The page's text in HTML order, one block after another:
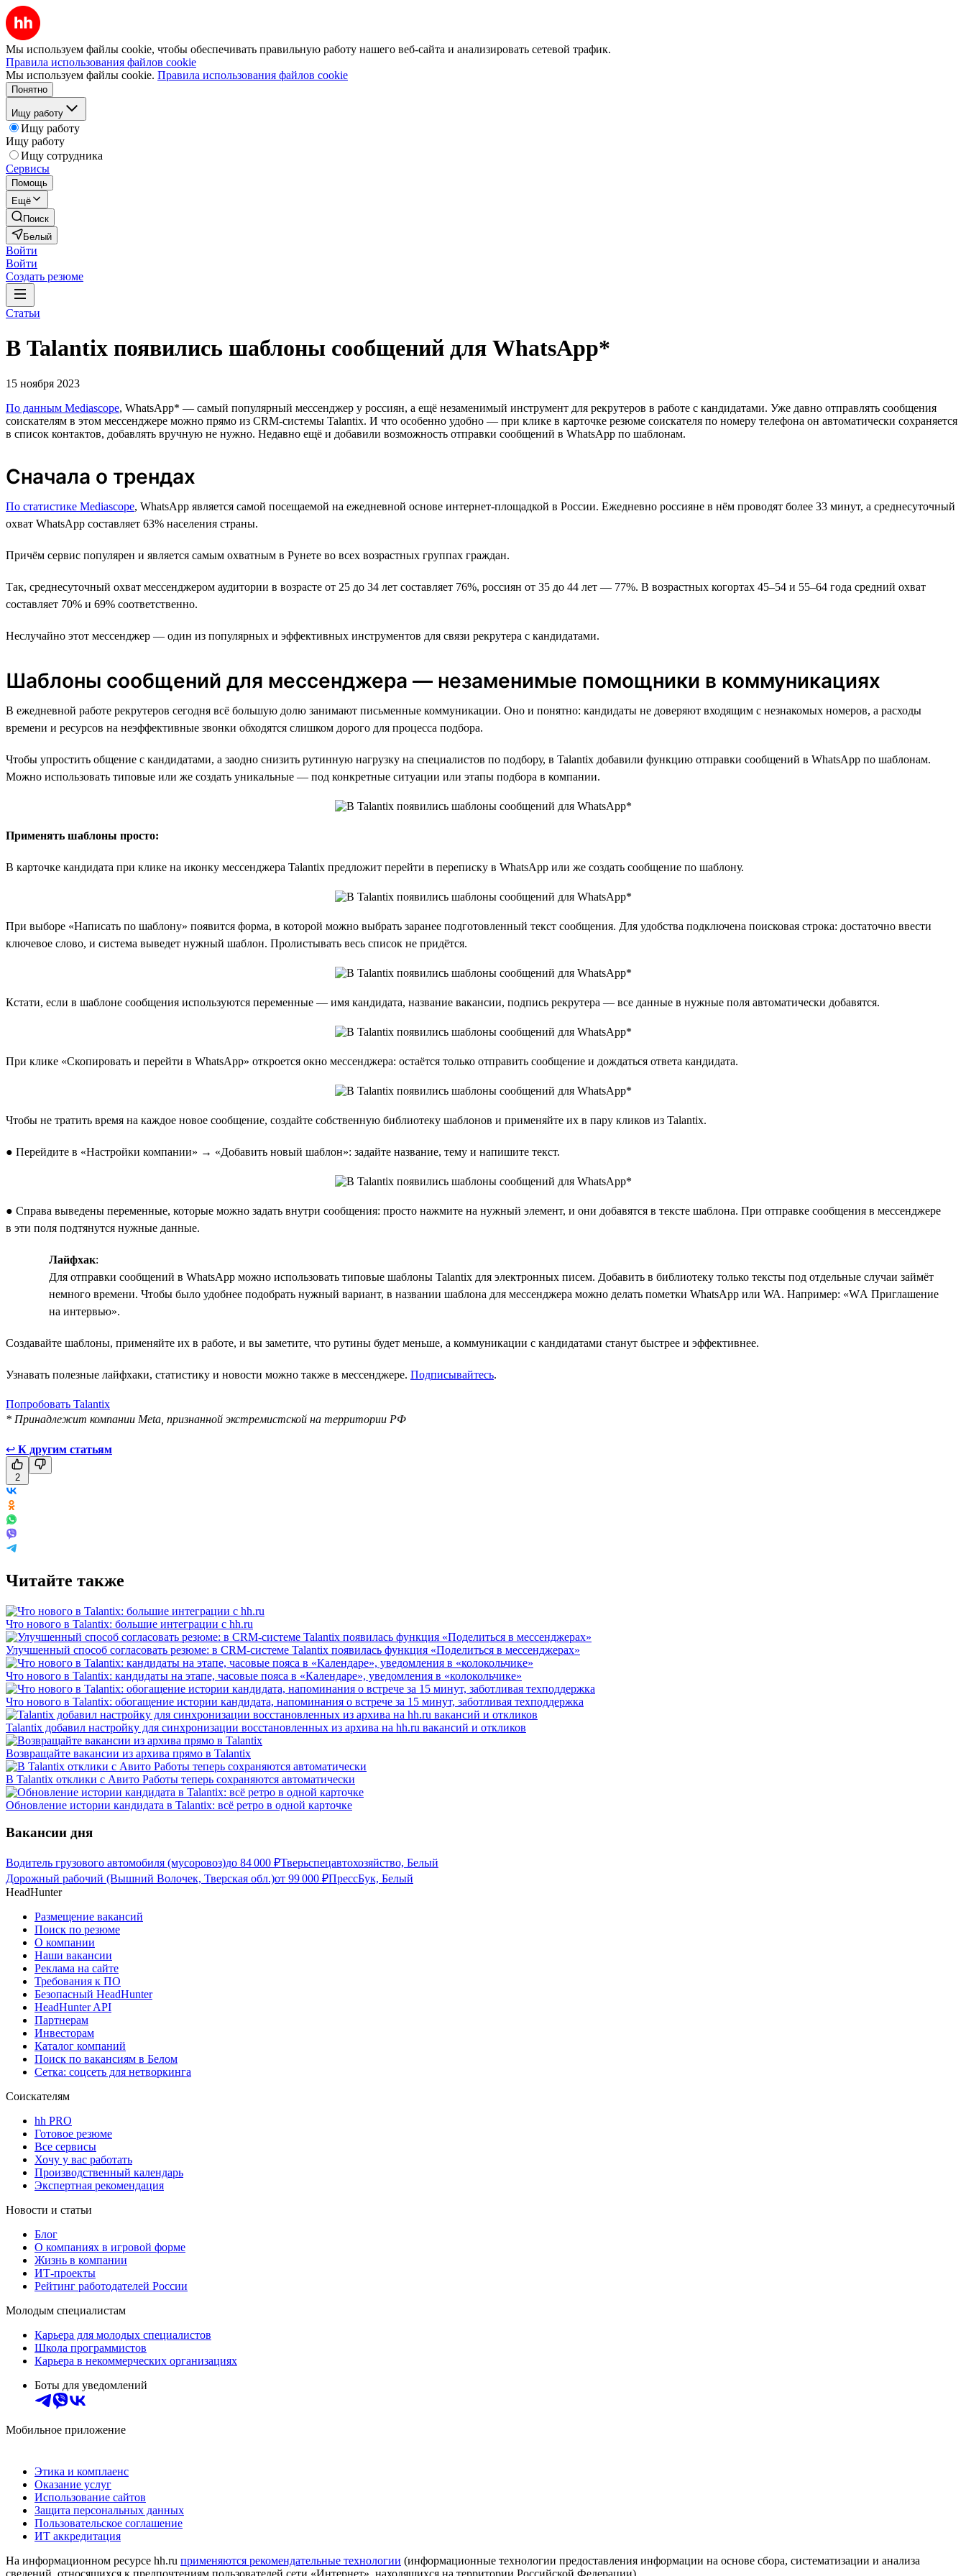
Мы используем файлы cookie, чтобы обеспечивать правильную работу нашего веб-сайта и анализировать сетевой трафик.
Правила использования файлов cookie
Мы используем файлы cookie. Правила использования файлов cookie
Понятно
Ищу работу
Ищу работу
Ищу работу
Ищу сотрудника
Сервисы
Помощь
Ещё
Поиск
Белый
Войти
Войти
Создать резюме
Статьи
В Talantix появились шаблоны сообщений для WhatsApp*
15 ноября 2023
По данным Mediascope, WhatsApp* — самый популярный мессенджер у россиян, а ещё незаменимый инструмент для рекрутеров в работе с кандидатами. Уже давно отправлять сообщения
соискателям в этом мессенджере можно прямо из CRM-системы Talantix. И что особенно удобно — при клике в карточке резюме соискателя по номеру телефона он автоматически сохраняется
в список контактов, добавлять вручную не нужно. Недавно ещё и добавили возможность отправки сообщений в WhatsApp по шаблонам.
Сначала о трендах
По статистике Mediascope, WhatsApp является самой посещаемой на ежедневной основе интернет-площадкой в России. Ежедневно россияне в нём проводят более 33 минут, а среднесуточный
охват WhatsApp составляет 63% населения страны.
Причём сервис популярен и является самым охватным в Рунете во всех возрастных группах граждан.
Так, среднесуточный охват мессенджером аудитории в возрасте от 25 до 34 лет составляет 76%, россиян от 35 до 44 лет — 77%. В возрастных когортах 45–54 и 55–64 года средний охват
составляет 70% и 69% соответственно.
Неслучайно этот мессенджер — один из популярных и эффективных инструментов для связи рекрутера с кандидатами.
Шаблоны сообщений для мессенджера — незаменимые помощники в коммуникациях
В ежедневной работе рекрутеров сегодня всё большую долю занимают письменные коммуникации. Оно и понятно: кандидаты не доверяют входящим с незнакомых номеров, а расходы
времени и ресурсов на неэффективные звонки обходятся слишком дорого для процесса подбора.
Чтобы упростить общение с кандидатами, а заодно снизить рутинную нагрузку на специалистов по подбору, в Talantix добавили функцию отправки сообщений в WhatsApp по шаблонам.
Можно использовать типовые или же создать уникальные — под конкретные ситуации или этапы подбора в компании.
Применять шаблоны просто:
В карточке кандидата при клике на иконку мессенджера Talantix предложит перейти в переписку в WhatsApp или же создать сообщение по шаблону.
При выборе «Написать по шаблону» появится форма, в которой можно выбрать заранее подготовленный текст сообщения. Для удобства подключена поисковая строка: достаточно ввести
ключевое слово, и система выведет нужный шаблон. Пролистывать весь список не придётся.
Кстати, если в шаблоне сообщения используются переменные — имя кандидата, название вакансии, подпись рекрутера — все данные в нужные поля автоматически добавятся.
При клике «Скопировать и перейти в WhatsApp» откроется окно мессенджера: остаётся только отправить сообщение и дождаться ответа кандидата.
Чтобы не тратить время на каждое новое сообщение, создайте собственную библиотеку шаблонов и применяйте их в пару кликов из Talantix.
● Перейдите в «Настройки компании» → «Добавить новый шаблон»: задайте название, тему и напишите текст.
● Справа выведены переменные, которые можно задать внутри сообщения: просто нажмите на нужный элемент, и они добавятся в тексте шаблона. При отправке сообщения в мессенджере
в эти поля подтянутся нужные данные.
Лайфхак:
Для отправки сообщений в WhatsApp можно использовать типовые шаблоны Talantix для электронных писем. Добавить в библиотеку только тексты под отдельные случаи займёт
немного времени. Чтобы было удобнее подобрать нужный вариант, в названии шаблона для мессенджера можно делать пометки WhatsApp или WA. Например: «WА Приглашение
на интервью».
Создавайте шаблоны, применяйте их в работе, и вы заметите, что рутины будет меньше, а коммуникации с кандидатами станут быстрее и эффективнее.
Узнавать полезные лайфхаки, статистику и новости можно также в мессенджере. Подписывайтесь.
Попробовать Talantix
* Принадлежит компании Meta, признанной экстремистской на территории РФ
↩ К другим статьям
2
Читайте также
Что нового в Talantix: большие интеграции с hh.ru
Улучшенный способ согласовать резюме: в CRM-системе Talantix появилась функция «Поделиться в мессенджерах»
Что нового в Talantix: кандидаты на этапе, часовые пояса в «Календаре», уведомления в «колокольчике»
Что нового в Talantix: обогащение истории кандидата, напоминания о встрече за 15 минут, заботливая техподдержка
Talantix добавил настройку для синхронизации восстановленных из архива на hh.ru вакансий и откликов
Возвращайте вакансии из архива прямо в Talantix
В Talantix отклики с Авито Работы теперь сохраняются автоматически
Обновление истории кандидата в Talantix: всё ретро в одной карточке
Вакансии дня
Водитель грузового автомобиля (мусоровоз)до 84 000 ₽Тверьспецавтохозяйство, Белый
Дорожный рабочий (Вышний Волочек, Тверская обл.)от 99 000 ₽ПрессБук, Белый
HeadHunter
Размещение вакансий
Поиск по резюме
О компании
Наши вакансии
Реклама на сайте
Требования к ПО
Безопасный HeadHunter
HeadHunter API
Партнерам
Инвесторам
Каталог компаний
Поиск по вакансиям в Белом
Сетка: соцсеть для нетворкинга
Соискателям
hh PRO
Готовое резюме
Все сервисы
Хочу у вас работать
Производственный календарь
Экспертная рекомендация
Новости и статьи
Блог
О компаниях в игровой форме
Жизнь в компании
ИТ-проекты
Рейтинг работодателей России
Молодым специалистам
Карьера для молодых специалистов
Школа программистов
Карьера в некоммерческих организациях
Боты для уведомлений
Мобильное приложение
Этика и комплаенс
Оказание услуг
Использование сайтов
Защита персональных данных
Пользовательское соглашение
ИТ аккредитация
На информационном ресурсе hh.ru применяются рекомендательные технологии (информационные технологии предоставления информации на основе сбора, систематизации и анализа